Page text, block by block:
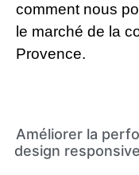
comment nous
le marché de la
Provence.
Améliorer la
design